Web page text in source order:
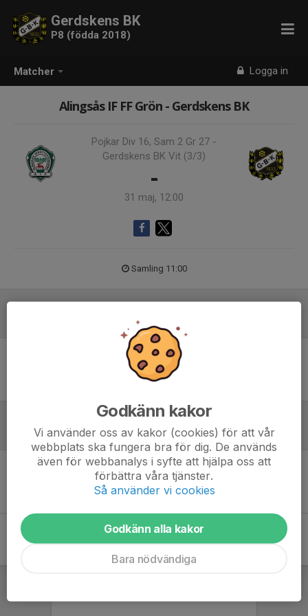
Matcher Logga in
Gerdskens BK
P8 (födda 2018)
Alingsås IF FF Grön - Gerdskens BK
Pojkar Div 16, Sam 2 Gr 27 -
Gerdskens BK Vit (3/3)
-
31 maj, 12:00
Samling 11:00
Ingen uppställning ifylld
Referat
Inget referat skrivet
Godkänn kakor
Vi använder oss av kakor (cookies) för att vår
webbplats ska fungera bra för dig. De används
även för webbanalys i syfte att hjälpa oss att
förbättra våra tjänster.
Så använder vi cookies
Godkänn alla kakor
Bara nödvändiga